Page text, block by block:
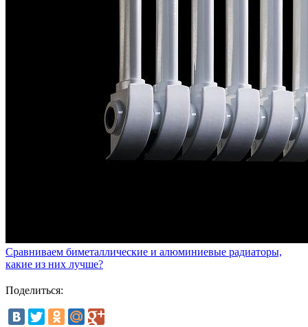
Сравниваем биметаллические и алюминиевые радиаторы,
какие из них лучше?
Поделиться: